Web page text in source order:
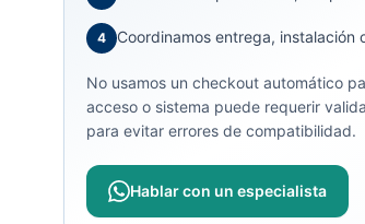
4 Coordinamos entrega, instalación
No usamos un checkout automático
acceso o sistema puede requerir
para evitar errores de compatibilidad.
Hablar con un especialista